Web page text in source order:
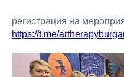
регистрация на
https://t.me/